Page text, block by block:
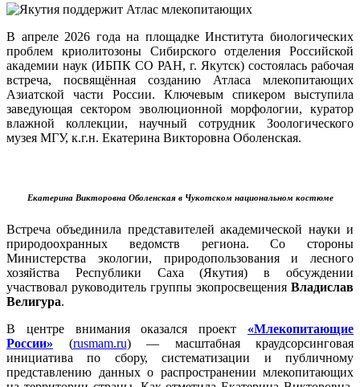
В апреле 2026 года на площадке Института биологических
проблем криолитозоны Сибирского отделения Российской
академии наук (ИБПК СО РАН, г. Якутск) состоялась рабочая
встреча, посвящённая созданию Атласа млекопитающих
Азиатской части России. Ключевым спикером выступила
заведующая сектором эволюционной морфологии, куратор
влажной коллекции, научный сотрудник Зоологического
музея МГУ, к.г.н. Екатерина Викторовна Оболенская.
Екатерина Викторовна Оболенская в Чукотском национальном костюме
Встреча объединила представителей академической науки и
природоохранных ведомств региона. Со стороны
Министерства экологии, природопользования и лесного
хозяйства Республики Саха (Якутия) в обсуждении
участвовал руководитель группы экопросвещения Владислав
Велигура.
В центре внимания оказался проект «Млекопитающие
России» (rusmam.ru) — масштабная краудсорсинговая
инициатива по сбору, систематизации и публичному
представлению данных о распространении млекопитающих